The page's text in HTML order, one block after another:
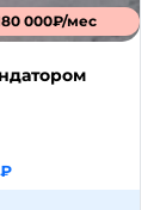
000₽/мес
₽